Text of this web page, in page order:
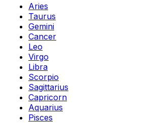
Aries
Taurus
Gemini
Cancer
Leo
Virgo
Libra
Scorpio
Sagittarius
Capricorn
Aquarius
Pisces